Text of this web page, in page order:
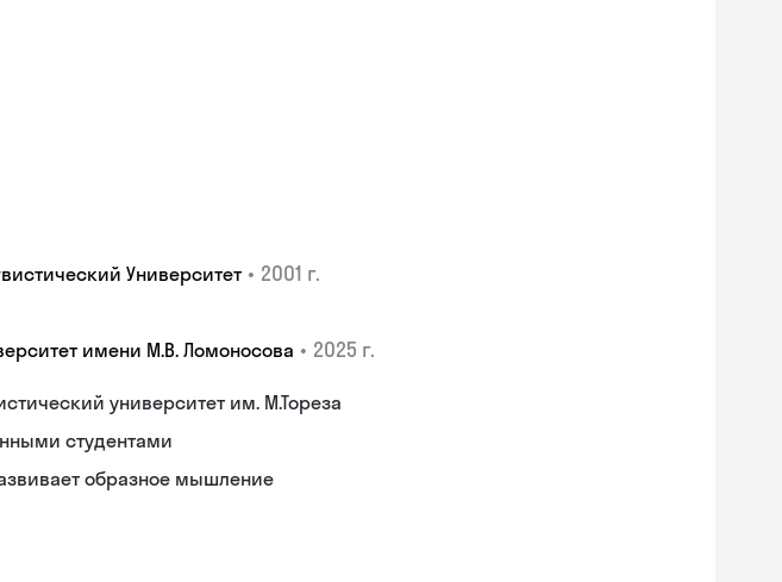
Университет • 2001 г.
имени М.В. Ломоносова • 2025 г.
университет им. М.Тореза
студентами
образное мышление